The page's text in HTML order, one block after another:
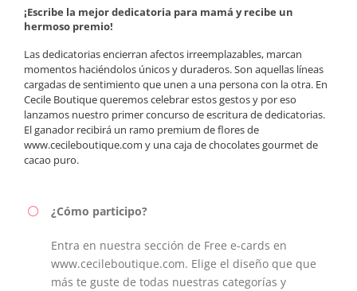
¡Escribe la mejor dedicatoria para mamá y recibe un
hermoso premio!
Las dedicatorias encierran afectos irreemplazables, marcan
momentos haciéndolos únicos y duraderos. Son aquellas líneas
cargadas de sentimiento que unen a una persona con la otra. En
Cecile Boutique queremos celebrar estos gestos y por eso
lanzamos nuestro primer concurso de escritura de dedicatorias.
El ganador recibirá un ramo premium de flores de
www.cecileboutique.com y una caja de chocolates gourmet de
cacao puro.
¿Cómo participo?
Entra en nuestra sección de Free e-cards en
www.cecileboutique.com. Elige el diseño que que
más te guste de todas nuestras categorías y